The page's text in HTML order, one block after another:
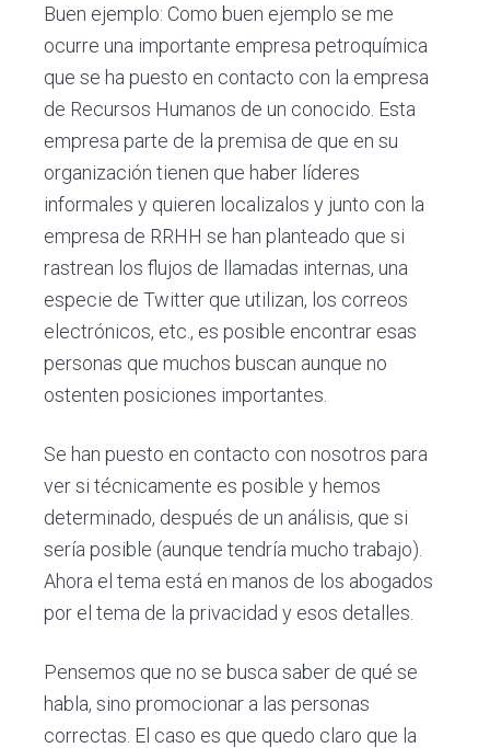
Buen ejemplo: Como buen ejemplo se me
ocurre una importante empresa petroquímica
que se ha puesto en contacto con la empresa
de Recursos Humanos de un conocido. Esta
empresa parte de la premisa de que en su
organización tienen que haber líderes
informales y quieren localizalos y junto con la
empresa de RRHH se han planteado que si
rastrean los flujos de llamadas internas, una
especie de Twitter que utilizan, los correos
electrónicos, etc., es posible encontrar esas
personas que muchos buscan aunque no
ostenten posiciones importantes.
Se han puesto en contacto con nosotros para
ver si técnicamente es posible y hemos
determinado, después de un análisis, que si
sería posible (aunque tendría mucho trabajo).
Ahora el tema está en manos de los abogados
por el tema de la privacidad y esos detalles.
Pensemos que no se busca saber de qué se
habla, sino promocionar a las personas
correctas. El caso es que quedo claro que la